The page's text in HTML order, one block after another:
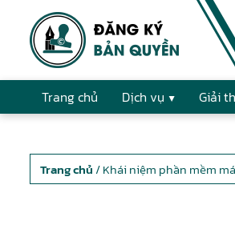
Trang chủ Dịch vụ Giải
Trang chủ / Khái niệm phần mềm